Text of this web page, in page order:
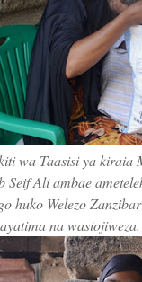
wa Taasisi ya
Seif Ali ambae
huko Welezo
na